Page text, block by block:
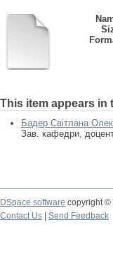
This item appears in
Бадер Світлана
Зав. кафедри,
DSpace software copyright ©
Contact Us
Send Feedback